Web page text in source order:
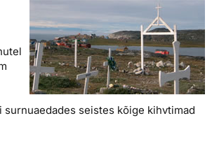
surnuaedades seistes kõige kihvtimad